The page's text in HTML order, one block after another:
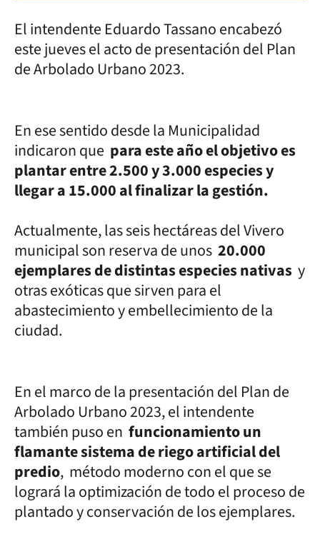
El intendente Eduardo Tassano encabezó
este jueves el acto de presentación del Plan
de Arbolado Urbano 2023.
En ese sentido desde la Municipalidad
indicaron que para este año el objetivo es
plantar entre 2.500 y 3.000 especies y
llegar a 15.000 al finalizar la gestión.
Actualmente, las seis hectáreas del Vivero
municipal son reserva de unos 20.000
ejemplares de distintas especies nativas y
otras exóticas que sirven para el
abastecimiento y embellecimiento de la
ciudad.
En el marco de la presentación del Plan de
Arbolado Urbano 2023, el intendente
también puso en funcionamiento un
flamante sistema de riego artificial del
predio, método moderno con el que se
logrará la optimización de todo el proceso de
plantado y conservación de los ejemplares.